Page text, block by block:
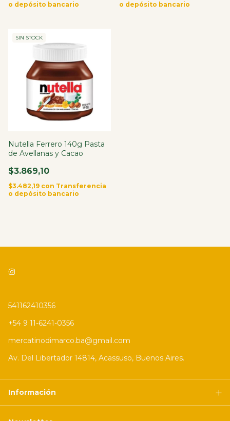
o depósito bancario
o depósito bancario
SIN STOCK
Nutella Ferrero 140g Pasta
de Avellanas y Cacao
$3.869,10
$3.482,19 con Transferencia
o depósito bancario
541162410356
+54 9 11-6241-0356
mercatinodimarco.ba@gmail.com
Av. Del Libertador 14814, Acassuso, Buenos Aires.
Información